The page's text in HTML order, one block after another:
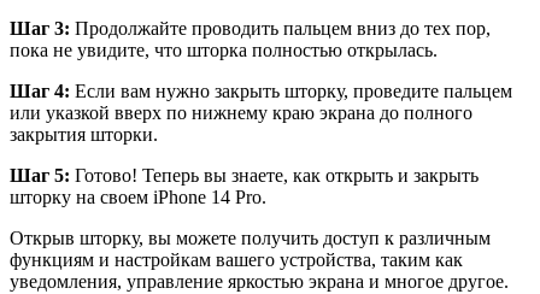
Шаг 3: Продолжайте проводить пальцем вниз до тех пор,
пока не увидите, что шторка полностью открылась.
Шаг 4: Если вам нужно закрыть шторку, проведите пальцем
или указкой вверх по нижнему краю экрана до полного
закрытия шторки.
Шаг 5: Готово! Теперь вы знаете, как открыть и закрыть
шторку на своем iPhone 14 Pro.
Открыв шторку, вы можете получить доступ к различным
функциям и настройкам вашего устройства, таким как
уведомления, управление яркостью экрана и многое другое.